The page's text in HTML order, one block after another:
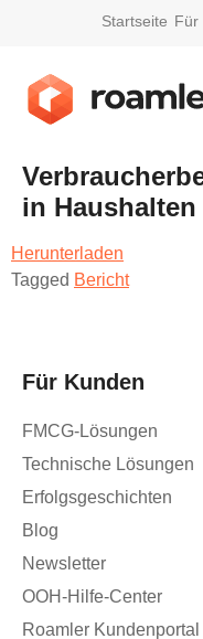
Startseite Für
in Haushalten
Herunterladen
Tagged Bericht
Für Kunden
FMCG-Lösungen
Technische Lösungen
Erfolgsgeschichten
Blog
Newsletter
OOH-Hilfe-Center
Roamler Kundenportal